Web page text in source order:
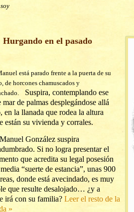
Hurgando en el pasado
está parado frente a la puerta de su
de horcones chamuscados y
Suspira, contemplando ese
mar de palmas desplegándose allá
en la llanada que rodea la altura
están su vivienda y corrales.
González suspira
Si no logra presentar el
que acredita su legal posesión
“suerte de estancia”, unas 900
donde está avecindado, es muy
que resulte desalojado… ¿y a
irá con su familia? Leer el resto de la
»